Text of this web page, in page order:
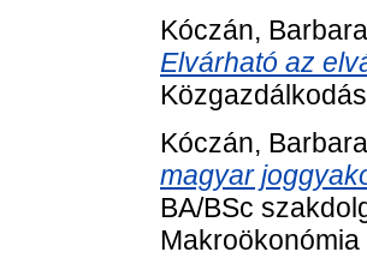
Kóczán, Barbara
Elvárható az
Kóczán, Barbara
magyar
BA/BSc
Makroökonómia